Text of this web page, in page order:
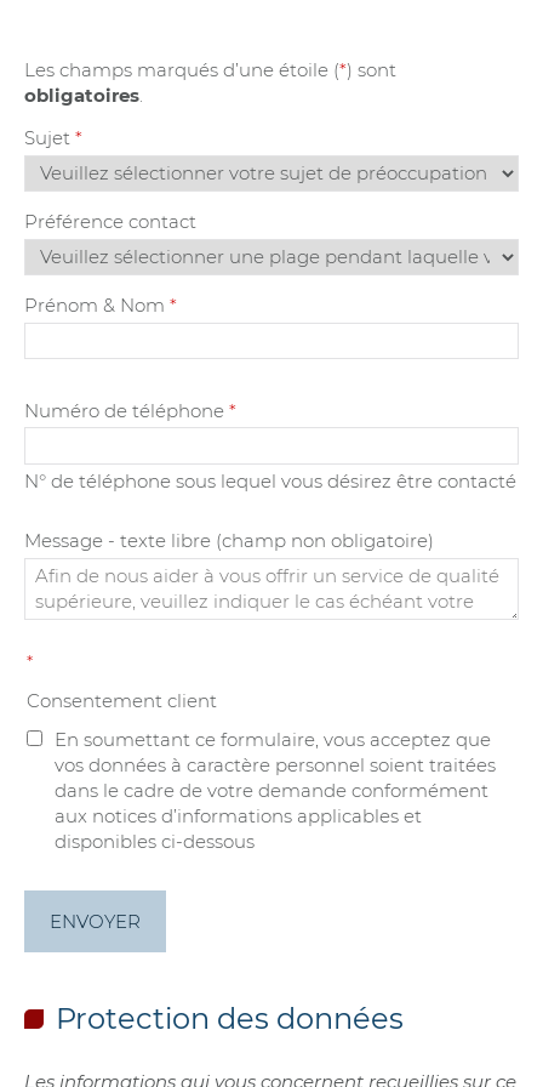
Les champs marqués d’une étoile (*) sont
obligatoires.
Sujet *
Préférence contact
Prénom & Nom *
Numéro de téléphone *
N° de téléphone sous lequel vous désirez être contacté
Message - texte libre (champ non obligatoire)
*
Consentement client
En soumettant ce formulaire, vous acceptez que
vos données à caractère personnel soient traitées
dans le cadre de votre demande conformément
aux notices d’informations applicables et
disponibles ci-dessous
ENVOYER
Protection des données
Les informations qui vous concernent recueillies sur ce